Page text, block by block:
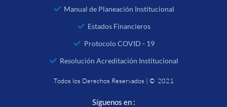
Manual de Planeación Institucional
Estados Financieros
Protocolo COVID - 19
Resolución Acreditación Institucional
Todos los Derechos Reservados | © 2021
Síguenos en :